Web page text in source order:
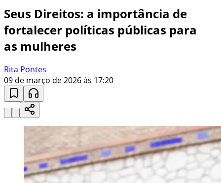
Seus Direitos: a importância de
fortalecer políticas públicas para
as mulheres
Rita Pontes
09 de março de 2026 às 17:20